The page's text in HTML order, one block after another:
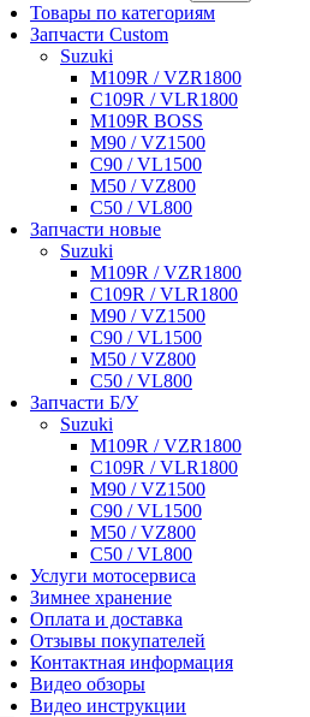
Товары по категориям
Запчасти Custom
Suzuki
M109R / VZR1800
C109R / VLR1800
M109R BOSS
M90 / VZ1500
C90 / VL1500
M50 / VZ800
C50 / VL800
Запчасти новые
Suzuki
M109R / VZR1800
C109R / VLR1800
M90 / VZ1500
C90 / VL1500
M50 / VZ800
C50 / VL800
Запчасти Б/У
Suzuki
M109R / VZR1800
C109R / VLR1800
M90 / VZ1500
C90 / VL1500
M50 / VZ800
C50 / VL800
Услуги мотосервиса
Зимнее хранение
Оплата и доставка
Отзывы покупателей
Контактная информация
Видео обзоры
Видео инструкции